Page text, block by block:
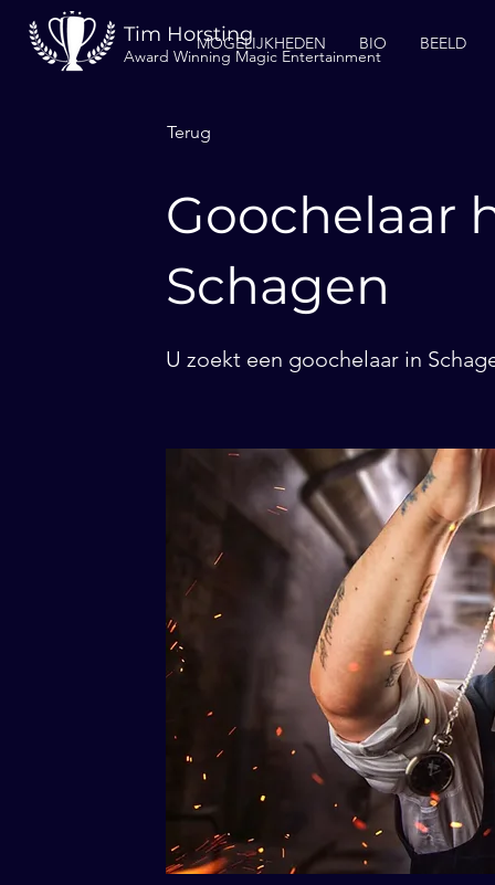
Tim Horsting
Award Winning Magic Entertainment
MOGELIJKHEDEN BIO BEELD
Terug
Goochelaar
Schagen
U zoekt een goochelaar in